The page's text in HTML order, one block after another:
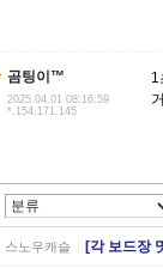
곰팅이™
2025.04.01 08:16:59
*.154.171.145
1
스노우캐슬 [각 보드장